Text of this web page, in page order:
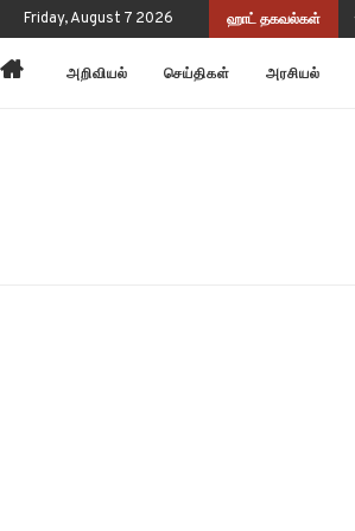
Friday, August 7 2026 ஹாட் தகவல்கள்
வடிவத்தில் இருந்திருக்கிறது!
அறிவியல் செய்திகள் அரசியல்